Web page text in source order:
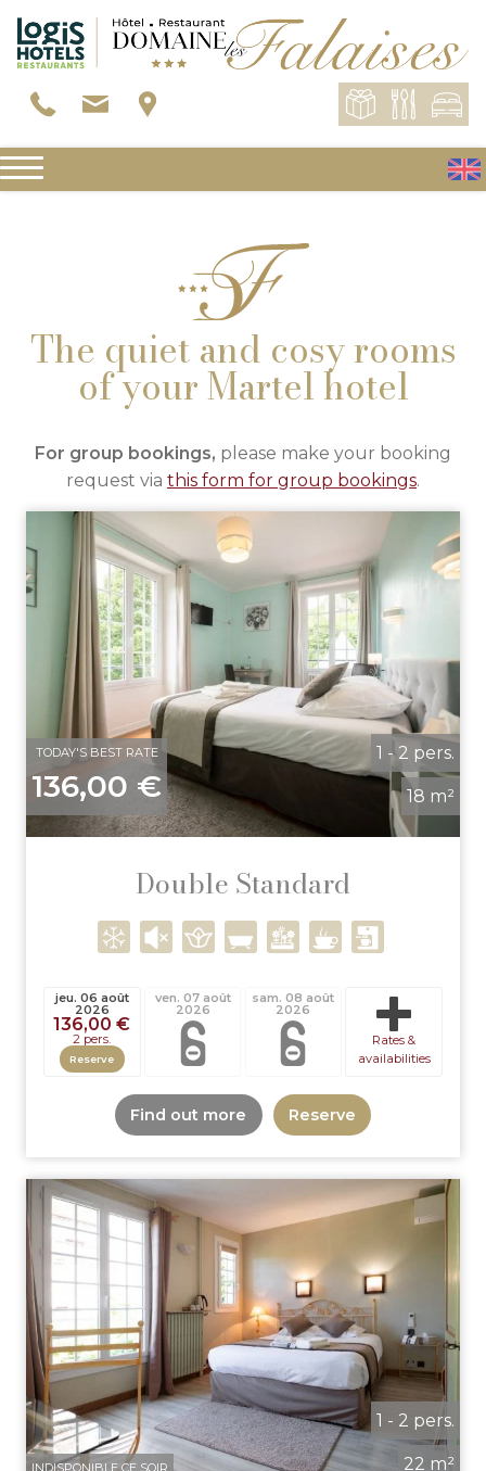
The quiet and cosy rooms
of your Martel hotel
For group bookings, please make your booking
request via this form for group bookings.
1 - 2 pers.
18 m²
TODAY'S BEST RATE
136,00 €
Double Standard
jeu. 06 août
2026
136,00 €
2 pers.
Reserve
ven. 07 août
2026
sam. 08 août
2026
Rates &
availabilities
Find out more Reserve
1 - 2 pers.
22 m²